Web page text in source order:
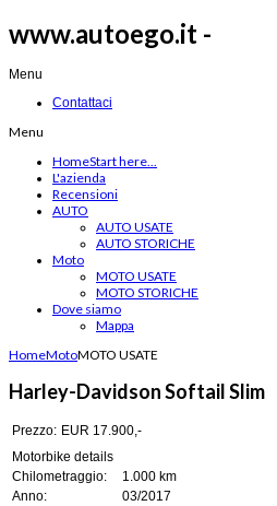
www.autoego.it -
Menu
Contattaci
Menu
HomeStart here...
L'azienda
Recensioni
AUTO
AUTO USATE
AUTO STORICHE
Moto
MOTO USATE
MOTO STORICHE
Dove siamo
Mappa
HomeMotoMOTO USATE
Harley-Davidson Softail Slim
Prezzo: EUR 17.900,-
Motorbike details
Chilometraggio:
1.000 km
Anno:
03/2017